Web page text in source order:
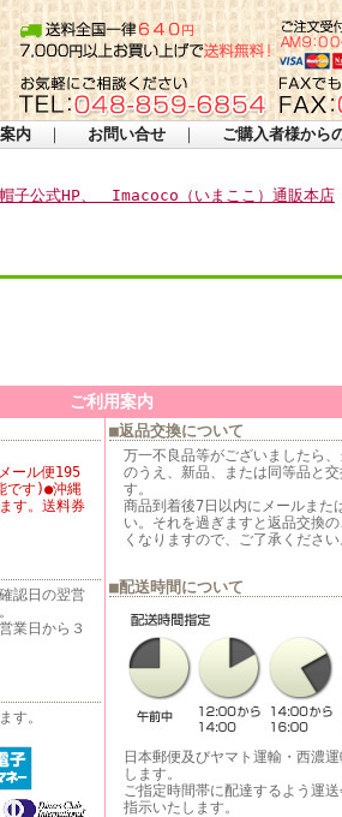
内 ｜ お問い合せ ｜ ご購入者様から
子公式HP、 Imacoco（いまここ）通販本店
ご利用案内
ール便195
です)●沖縄
す。送料券
認日の翌営
業日から３
す。
■返品交換について
万一不良品等がございましたら
のうえ、新品、または同等品と
す。
商品到着後7日以内にメールまた
い。それを過ぎますと返品交換
くなりますので、ご了承ください
■配送時間について
日本郵便及びヤマト運輸・西濃
します。
ご指定時間帯に配達するよう運
指示いたします。